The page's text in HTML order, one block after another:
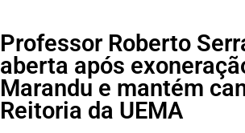
Professor Roberto
aberta após
Marandu e mantém
Reitoria da UEMA